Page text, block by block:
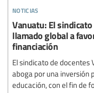
noticias
Vanuatu: El
llamado global a
financiación
El sindicato de docentes
aboga por una inversión
educación, con el fin de